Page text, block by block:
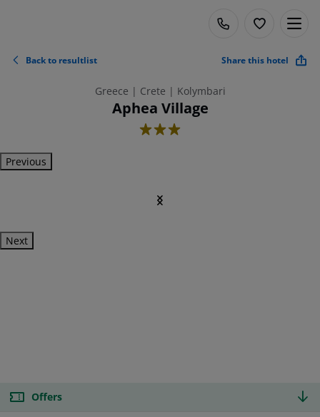
Back to resultlist Share this hotel
Greece | Crete | Kolymbari
Aphea Village
3
Previous
Next
Offers